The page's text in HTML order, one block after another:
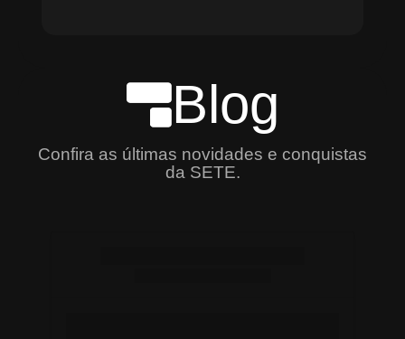
Blog
Confira as últimas novidades e conquistas
da SETE.